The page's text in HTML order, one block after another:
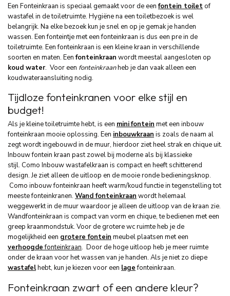
Een Fonteinkraan is speciaal gemaakt voor de eenfontein toiletof
wastafel in de toiletruimte. Hygiëne na een toiletbezoek is wel
belangrijk. Na elke bezoek kun je snel en op je gemak je handen
wassen. Een fonteintje met een fonteinkraan is dus een pre in de
toiletruimte. Een fonteinkraan is een kleine kraan in verschillende
soorten en maten. Eenfonteinkraan wordt meestal aangesloten op
koud water. Voor een fonteinkraanheb je dan vaak alleen een
koudwateraansluiting nodig.
Tijdloze fonteinkranen voor elke stijl en
budget!
Als je kleine toiletruimte hebt, is een minifontein met een inbouw
fonteinkraan mooie oplossing. Een inbouwkraan is zoals de naam al
zegt wordt ingebouwd in de muur, hierdoor ziet heel strak en chique uit.
Inbouw fontein kraan past zowel bij moderne als bij klassieke
stijl. Como Inbouw wastafelkraan is compact en heeft schitterend
design. Je ziet alleen de uitloop en de mooie ronde bedieningsknop.
Como inbouw fonteinkraan heeft warm/koud functie in tegenstelling tot
meeste fonteinkranen. Wand fonteinkraan wordt helemaal
weggewerkt in de muur waardoor je alleen de uitloop van de kraan zie.
Wandfonteinkraan is compact van vorm en chique, te bedienen met een
greep kraanmondstuk. Voor de grotere wc ruimte heb je de
mogelijkheid een grotere fontein meubel plaatsen met een
verhoogdefonteinkraan. Door de hoge uitloop heb je meer ruimte
onder de kraan voor het wassen van je handen. Als je niet zo diepe
wastafelhebt, kun je kiezen voor een lagefonteinkraan.
Fonteinkraan zwart of een andere kleur?